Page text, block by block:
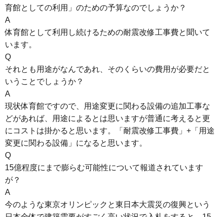
育館としての利用」のための予算なのでしょうか？
A
体育館として利用し続けるための耐震改修工事費と聞いて
います。
Q
それとも用途がなんであれ、そのくらいの費用が必要だと
いうことでしょうか？
A
現状体育館ですので、用途変更に関わる設備の追加工事な
どがあれば、用途によるとは思いますが普通に考えると更
にコストは掛かると思います。「耐震改修工事費」+「用途
変更に関わる設備」になると思います。
Q
15億程度にまで膨らむ可能性について報道されています
が？
A
今のような東京オリンピックと東日本大震災の復興という